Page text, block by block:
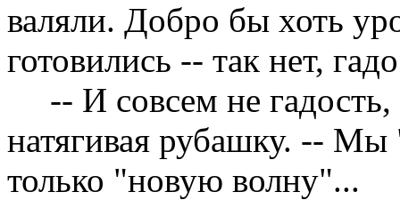
валяли. Добро бы хоть
готовились -- так нет,
-- И совсем не
натягивая рубашку. --
только "новую волну"...